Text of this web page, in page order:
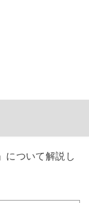
について解説し